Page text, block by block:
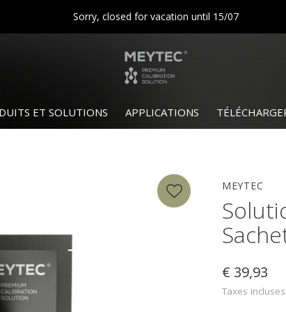
ET SOLUTIONS APPLICATIONS
Sorry, closed for vacation until 15/07
MEYTEC
€ 39,93
Taxes incluses